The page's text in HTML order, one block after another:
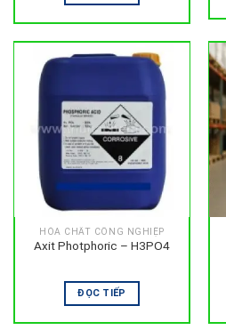
HÓA CHẤT CÔNG NGHIỆP
Axit Photphoric – H3PO4
ĐỌC TIẾP